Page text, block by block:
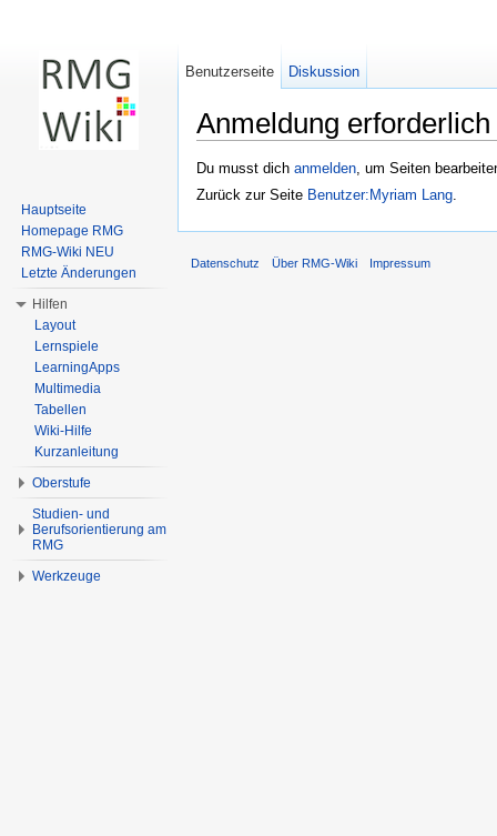
Anmeldung erforderlich
Du musst dich anmelden, um Seiten
Zurück zur Seite Benutzer:Myriam Lang.
Benutzerseite Diskussion
Hauptseite
Homepage RMG
RMG-Wiki NEU
Letzte Änderungen
Hilfen
Layout
Lernspiele
LearningApps
Multimedia
Tabellen
Wiki-Hilfe
Kurzanleitung
Oberstufe
Studien- und
Berufsorientierung am
RMG
Werkzeuge
Datenschutz Über RMG-Wiki Impressum